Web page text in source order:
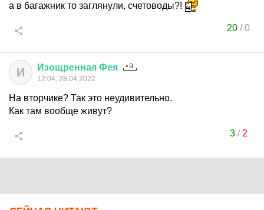
а в багажник то заглянули, счетоводы?!
20 /0
И Изощренная Фея
12:04, 28.04.2022
На вторчике? Так это неудивительно.
Как там вообще живут?
3/ 2